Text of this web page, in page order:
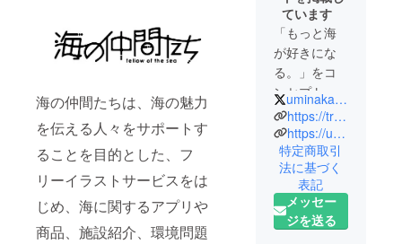
海の仲間たちは、海の魅力
を伝える人々をサポートす
ることを目的とした、フ
リーイラストサービスをは
じめ、海に関するアプリや
商品、施設紹介、環境問題
ています
「もっと海
が好きにな
る。」をコ
ンセプト
に、イラス
トや記事を
通して海を
身近にする
情報メディ
ア。
海の魅力を
uminaka_free
https://tradingcardgame.uminonakamatachi.com
https://uminonakamatachi.com/
特定商取引
法に基づく
表記
メッセー
ジを送る